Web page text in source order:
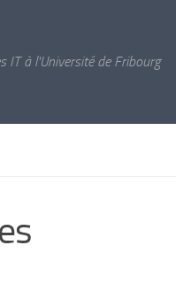
IT à l'Université de Fribourg